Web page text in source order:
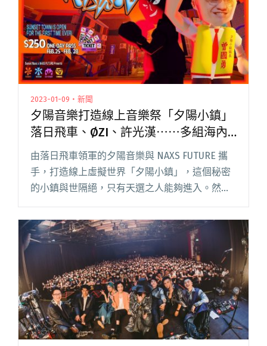
2023-01-09・新聞
夕陽音樂打造線上音樂祭「夕陽小鎮」
落日飛車、ØZI、許光漢⋯⋯多組海內
外音樂人連唱四天
由落日飛車領軍的夕陽音樂與 NAXS FUTURE 攜
手，打造線上虛擬世界「夕陽小鎮」，這個秘密
的小鎮與世隔絕，只有天選之人能夠進入。然而
這次他們首度邀請樂迷創建角色，登入夕陽小
鎮，一起參與 228 連假（2/25～2/28）為期 4 天
的閱讀全文 "夕陽音樂打造線上音樂祭「夕陽小
鎮」 落日飛車、ØZI、許光漢⋯⋯多組海內外音
樂人連唱四天"